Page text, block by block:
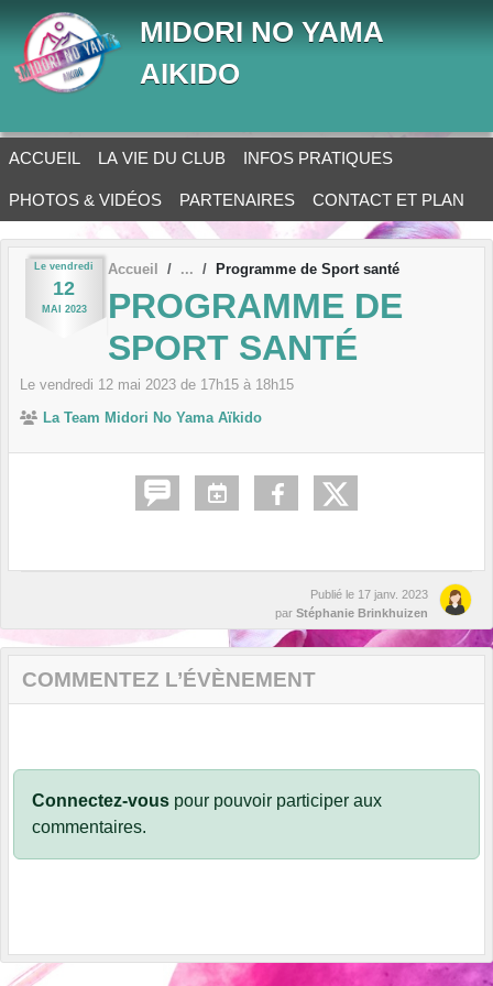
MIDORI NO YAMA
AIKIDO
ACCUEIL LA VIE DU CLUB INFOS PRATIQUES
PHOTOS & VIDÉOS PARTENAIRES CONTACT ET PLAN
Le vendredi
12
MAI 2023
Accueil Programme de Sport santé
PROGRAMME DE
SPORT SANTÉ
Le vendredi 12 mai 2023 de 17h15 à 18h15
La Team Midori No Yama Aïkido
Publié le 17 janv. 2023
par Stéphanie Brinkhuizen
COMMENTEZ L’ÉVÈNEMENT
Connectez-vous pour pouvoir participer aux
commentaires.
Panneau de gestion des cookies